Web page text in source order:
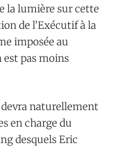
la lumière sur cette
de l’Exécutif à la
imposée au
est pas moins
naturellement
en charge du
desquels Eric